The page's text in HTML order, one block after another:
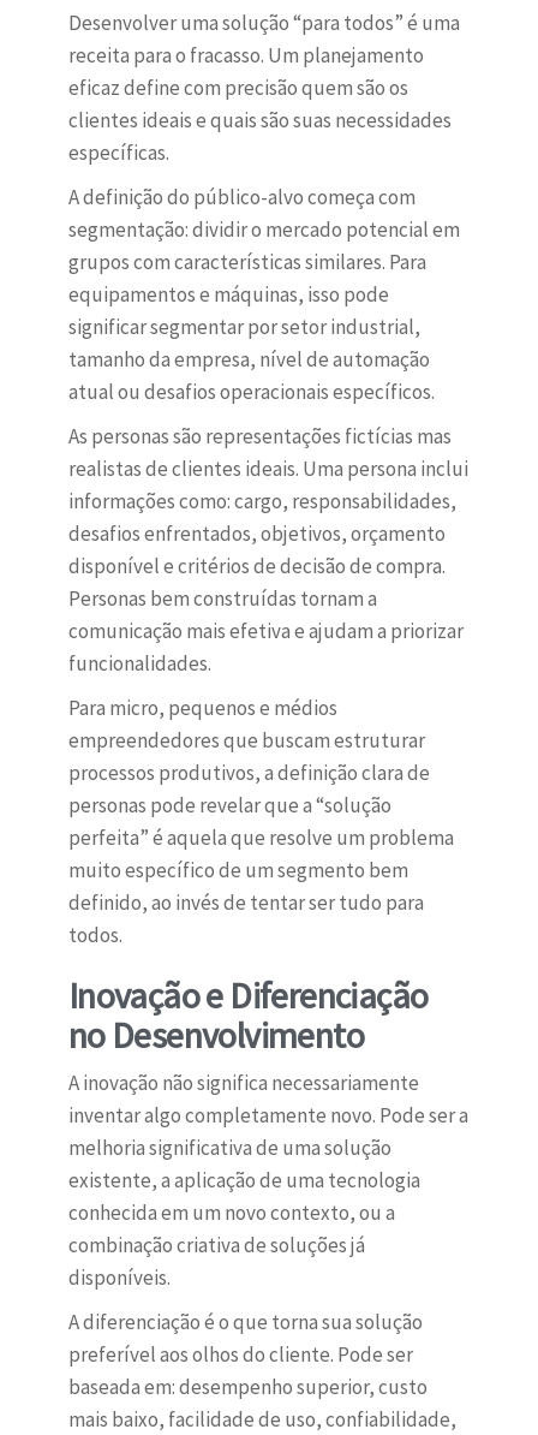
Desenvolver uma solução “para todos” é uma
receita para o fracasso. Um planejamento
eficaz define com precisão quem são os
clientes ideais e quais são suas necessidades
específicas.
A definição do público-alvo começa com
segmentação: dividir o mercado potencial em
grupos com características similares. Para
equipamentos e máquinas, isso pode
significar segmentar por setor industrial,
tamanho da empresa, nível de automação
atual ou desafios operacionais específicos.
As personas são representações fictícias mas
realistas de clientes ideais. Uma persona inclui
informações como: cargo, responsabilidades,
desafios enfrentados, objetivos, orçamento
disponível e critérios de decisão de compra.
Personas bem construídas tornam a
comunicação mais efetiva e ajudam a priorizar
funcionalidades.
Para micro, pequenos e médios
empreendedores que buscam estruturar
processos produtivos, a definição clara de
personas pode revelar que a “solução
perfeita” é aquela que resolve um problema
muito específico de um segmento bem
definido, ao invés de tentar ser tudo para
todos.
Inovação e Diferenciação
no Desenvolvimento
A inovação não significa necessariamente
inventar algo completamente novo. Pode ser a
melhoria significativa de uma solução
existente, a aplicação de uma tecnologia
conhecida em um novo contexto, ou a
combinação criativa de soluções já
disponíveis.
A diferenciação é o que torna sua solução
preferível aos olhos do cliente. Pode ser
baseada em: desempenho superior, custo
mais baixo, facilidade de uso, confiabilidade,